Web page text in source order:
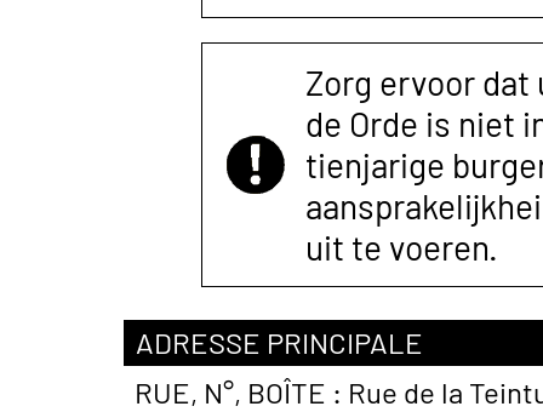
Zorg ervoor
de Orde is niet
tienjarige
uit te voeren.
ADRESSE PRINCIPALE
RUE, N°, BOÎTE : Rue de la